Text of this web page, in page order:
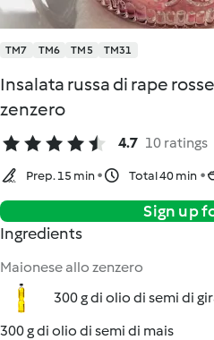
TM7 TM6 TM5 TM31
Insalata russa di rape
zenzero
4.7 10 ratings
Prep. 15 min Total 40 min
Sign up
Ingredients
Maionese allo zenzero
300 g di olio di semi di
300 g di olio di semi di mais